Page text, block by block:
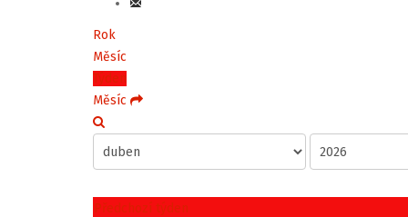
Rok
Měsíc
Týden
Měsíc
Předchozí týden